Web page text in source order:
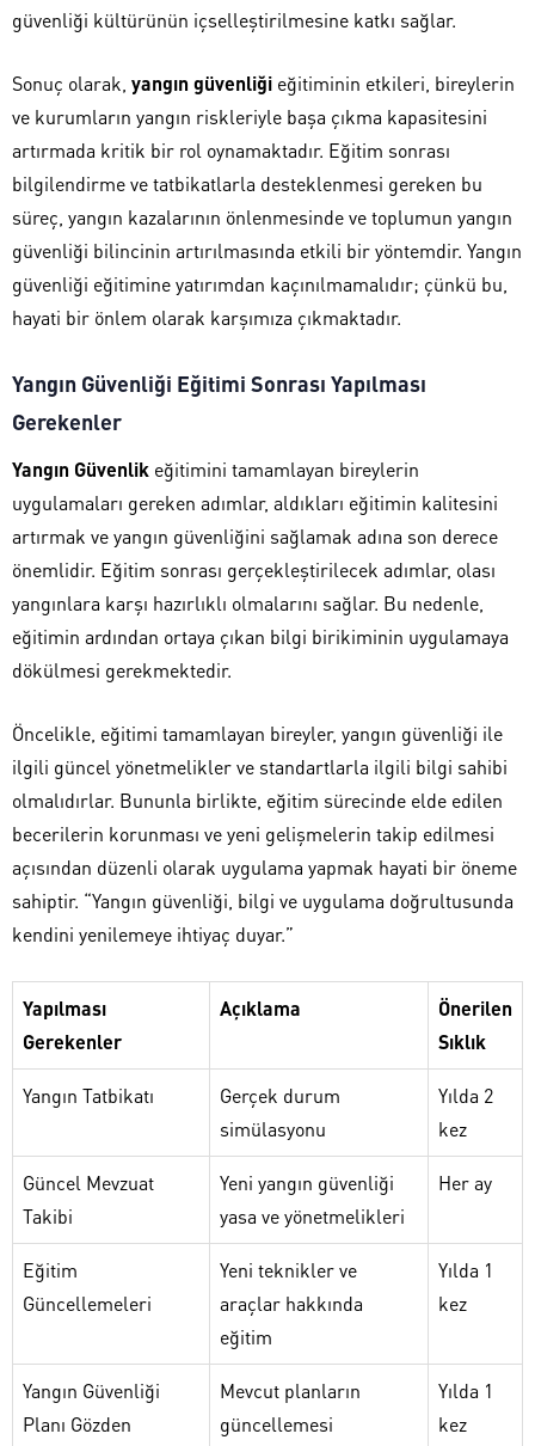
güvenliği kültürünün içselleştirilmesine katkı sağlar.
Sonuç olarak, yangın güvenliği eğitiminin etkileri, bireylerin
ve kurumların yangın riskleriyle başa çıkma kapasitesini
artırmada kritik bir rol oynamaktadır. Eğitim sonrası
bilgilendirme ve tatbikatlarla desteklenmesi gereken bu
süreç, yangın kazalarının önlenmesinde ve toplumun yangın
güvenliği bilincinin artırılmasında etkili bir yöntemdir. Yangın
güvenliği eğitimine yatırımdan kaçınılmamalıdır; çünkü bu,
hayati bir önlem olarak karşımıza çıkmaktadır.
Yangın Güvenliği Eğitimi Sonrası Yapılması
Gerekenler
Yangın Güvenlik eğitimini tamamlayan bireylerin
uygulamaları gereken adımlar, aldıkları eğitimin kalitesini
artırmak ve yangın güvenliğini sağlamak adına son derece
önemlidir. Eğitim sonrası gerçekleştirilecek adımlar, olası
yangınlara karşı hazırlıklı olmalarını sağlar. Bu nedenle,
eğitimin ardından ortaya çıkan bilgi birikiminin uygulamaya
dökülmesi gerekmektedir.
Öncelikle, eğitimi tamamlayan bireyler, yangın güvenliği ile
ilgili güncel yönetmelikler ve standartlarla ilgili bilgi sahibi
olmalıdırlar. Bununla birlikte, eğitim sürecinde elde edilen
becerilerin korunması ve yeni gelişmelerin takip edilmesi
açısından düzenli olarak uygulama yapmak hayati bir öneme
sahiptir. “Yangın güvenliği, bilgi ve uygulama doğrultusunda
kendini yenilemeye ihtiyaç duyar.”
Yapılması
Gerekenler
Açıklama
Önerilen
Sıklık
Yangın Tatbikatı
Gerçek durum
simülasyonu
Yılda 2
kez
Güncel Mevzuat
Takibi
Yeni yangın güvenliği
yasa ve yönetmelikleri
Her ay
Eğitim
Güncellemeleri
Yeni teknikler ve
araçlar hakkında
eğitim
Yılda 1
kez
Yangın Güvenliği
Planı Gözden
Mevcut planların
güncellemesi
Yılda 1
kez